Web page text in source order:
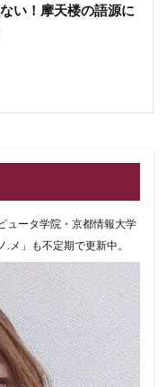
い！摩天楼の語源に
ュータ学院・京都情報大学
メ」も不定期で更新中。